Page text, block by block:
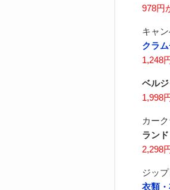
978円
キャ
クラ
1,248
ベル
1,998
カー
ラン
2,298
ジッ
衣類